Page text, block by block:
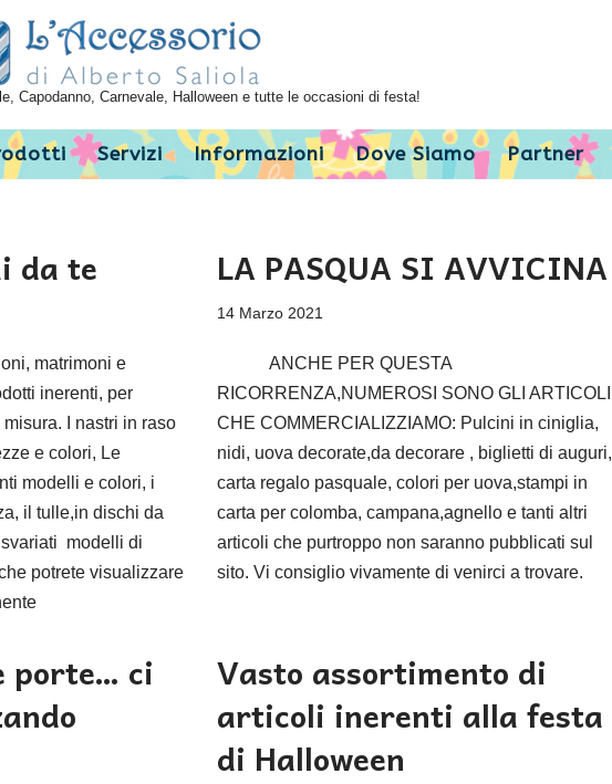
Capodanno, Carnevale, Halloween e tutte le occasioni di festa!
Servizi Informazioni Dove Siamo Partner
da te
matrimoni e
inerenti, per
I nastri in raso
e colori, Le
modelli e colori, i
il tulle,in dischi da
modelli di
potrete visualizzare
LA PASQUA SI AVVICINA
14 Marzo 2021
ANCHE PER QUESTA
RICORRENZA,NUMEROSI SONO GLI ARTICOLI
CHE COMMERCIALIZZIAMO: Pulcini in ciniglia,
nidi, uova decorate,da decorare , biglietti di auguri,
carta regalo pasquale, colori per uova,stampi in
carta per colomba, campana,agnello e tanti altri
articoli che purtroppo non saranno pubblicati sul
sito. Vi consiglio vivamente di venirci a trovare.
porte… ci
Vasto assortimento di
articoli inerenti alla festa
di Halloween